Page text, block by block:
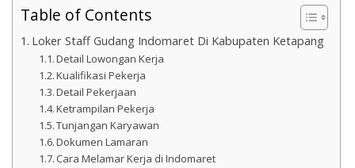
Table of Contents
Loker Staff Gudang Indomaret Di Kabupaten Ketapang
Detail Lowongan Kerja
Kualifikasi Pekerja
Detail Pekerjaan
Ketrampilan Pekerja
Tunjangan Karyawan
Dokumen Lamaran
Cara Melamar Kerja di Indomaret